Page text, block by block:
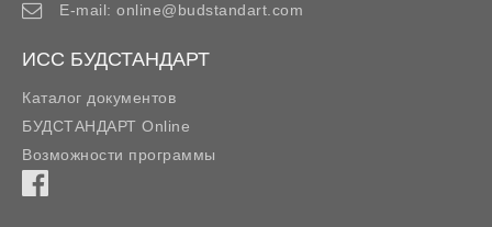
E-mail: online@budstandart.com
ИСС БУДСТАНДАРТ
Каталог документов
БУДСТАНДАРТ Online
Возможности программы